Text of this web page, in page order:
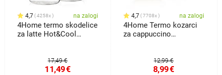
4,7 4258x na zalogi
4Home termo skodelice
za latte Hot&Cool
17,49 €
11,49€
4,7 7708x na zalogi
4Home Termo kozarci
za cappuccino
12,99 €
8,99€